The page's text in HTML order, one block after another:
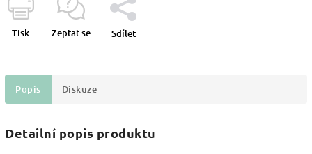
Tisk Zeptat se Sdílet
Popis Diskuze
Detailní popis produktu